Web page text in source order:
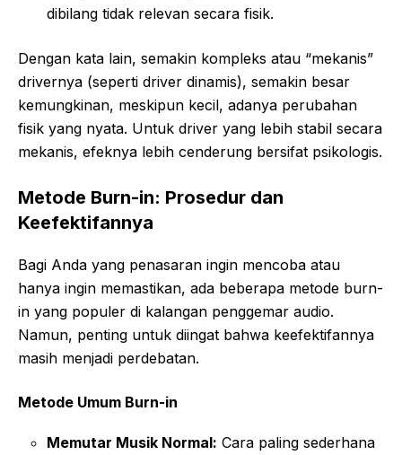
dibilang tidak relevan secara fisik.
Dengan kata lain, semakin kompleks atau “mekanis”
drivernya (seperti driver dinamis), semakin besar
kemungkinan, meskipun kecil, adanya perubahan
fisik yang nyata. Untuk driver yang lebih stabil secara
mekanis, efeknya lebih cenderung bersifat psikologis.
Metode Burn-in: Prosedur dan
Keefektifannya
Bagi Anda yang penasaran ingin mencoba atau
hanya ingin memastikan, ada beberapa metode burn-
in yang populer di kalangan penggemar audio.
Namun, penting untuk diingat bahwa keefektifannya
masih menjadi perdebatan.
Metode Umum Burn-in
Memutar Musik Normal: Cara paling sederhana